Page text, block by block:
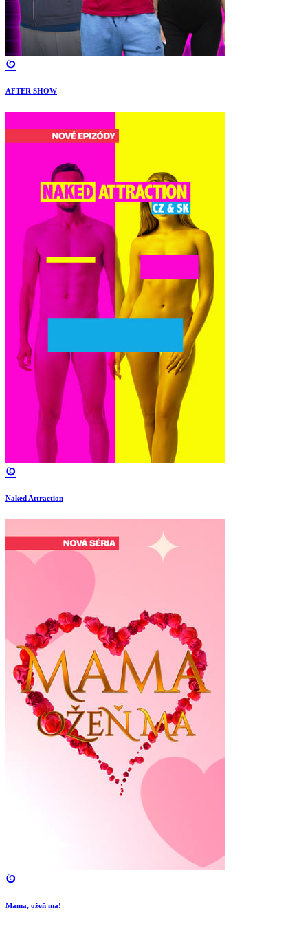
AFTER SHOW
Naked Attraction
Mama, ožeň ma!